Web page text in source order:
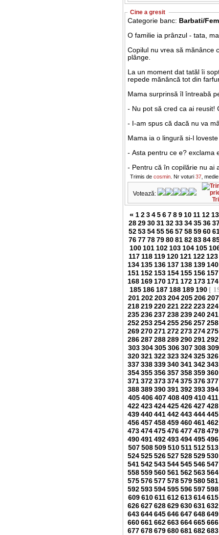
Cine a gresit
Categorie banc: Barbati/
O familie ia prânzul - tata,
Copilul nu vrea să mănânce
plânge.
La un moment dat tatăl îi
repede mănâncă tot din
Mama surprinsă îl întreabă
- Nu pot să cred ca ai reusit!
- I-am spus că dacă nu va
Mama ia o lingură si-l
- Asta pentru ce e? exclama
- Pentru că în copilărie nu ai
Trimis de cosmin. Nr voturi 37,
Votează:
« 1 2 3 4 5 6 7 8 9 10 11 12 13
28 29 30 31 32 33 34 35 36
52 53 54 55 56 57 58 59 60
76 77 78 79 80 81 82 83 84
100 101 102 103 104 105
117 118 119 120 121 122 123
134 135 136 137 138 139 140
151 152 153 154 155 156 157
168 169 170 171 172 173 174
185 186 187 188 189 190 [
201 202 203 204 205 206 207
218219220221222223224
235236237238239240241
252253254255256257258
269270271272273274275
286287288289290291292
303 304 305 306 307 308 309
320321322323324325326
337338339340341342343
354355356357358359360
371372373374375376377
388389390391392393394
405 406 407 408 409 410 411
422423424425426427428
439440441442443444445
456457458459460461462
473474475476477478479
490491492493494495496
507 508 509 510 511 512 513
524525526527528529530
541542543544545546547
558559560561562563564
575576577578579580581
592593594595596597598
609 610 611 612 613 614 615
626627628629630631632
643644645646647648649
660661662663664665666
677678679680681682683